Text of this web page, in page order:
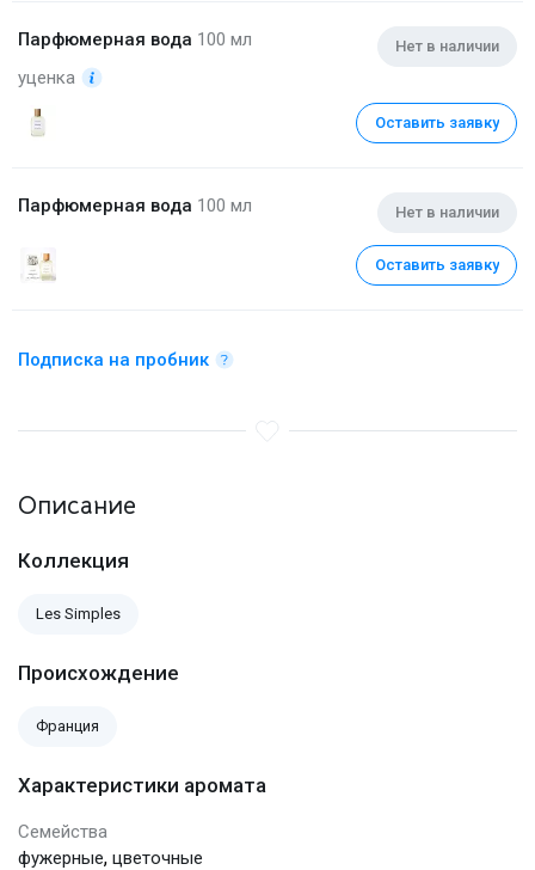
Парфюмерная вода 100 мл
уценка
Нет в наличии
Оставить заявку
Парфюмерная вода 100 мл Нет в наличии
Оставить заявку
Подписка на пробник
Описание
Коллекция
Les Simples
Происхождение
Франция
Характеристики аромата
Семейства
фужерные, цветочные